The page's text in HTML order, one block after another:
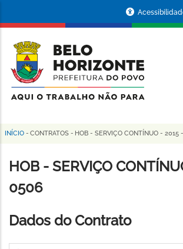
conteúdo
principal
da
Prefeitura
de
Horizonte
Trilha
de
navegação
INÍCIO - CONTRATOS - HOB - SERVIÇO CONTÍNUO - 2015
HOB - SERVIÇO
0506
Dados do Contrato